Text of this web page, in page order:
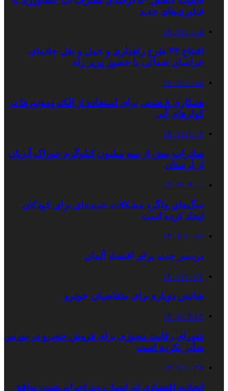
فناوری‌های جدید
۱۴۰۳/۱۰/۰۵
افتتاح ۴۲ طرح راهداری و حمل و نقل جاده‌ای
خراسان شمالی با حضور وزیر راه
۱۴۰۲/۱۰/۱۵
همکاری ۸ همتی برای استفاده از الکتروموتورها در
کولرهای آبی
۱۴۰۲/۱۱/۰۹
صادرات بیش از سه میلیون کیلوگرم خوراک آبزیان
از لرستان
۱۴۰۳/۰۹/۰۱
سگ‌های ولگرد مشکلات عدیده‌ای برای کودکان
ایجاد کرده است
۱۴۰۲/۱۰/۱۶
دردسر جدید برای اقتصاد آلمان
۱۴۰۲/۱۰/۲۲
شانس دوباره برای متقاضیان خودرو
۱۴۰۴/۰۳/۱۲
شورای رقابت مجوزی برای فروش خودرو در بورس
صادر نکرده است
۱۴۰۲/۱۰/۲۸
اتحادیه اقتصادی اوراسیا: روند اجرایی‌شدن توافق